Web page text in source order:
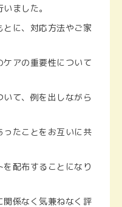
ました。
に、対応方法やご家
アの重要性について
て、例を出しながら
ったことをお互いに共
配布することになり
関係なく気兼ねなく評